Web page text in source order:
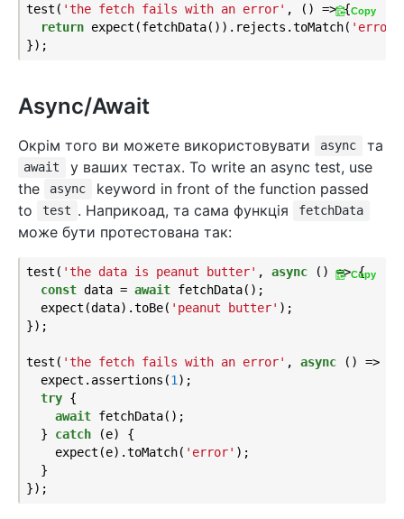
test( 'the fetch fails with an error' , () => {
return expect(fetchData()).rejects.toMatch( 'error'
Copy
Async/Await
Окрім того ви можете використовувати async та
await
у ваших тестах. To write an async test, use
the
async
keyword in front of the function passed
to
test . Наприкоад, та сама функція fetchData
може бути протестована так:
test( 'the data is peanut butter' , async () => {
const data = await fetchData();
  expect(data).toBe(
'peanut butter' );
});
test( 'the fetch fails with an error' , async () => {
  expect.assertions(
1);
try {
await fetchData();
  }
catch (e) {
    expect(e).toMatch(
'error' );
  }
Copy